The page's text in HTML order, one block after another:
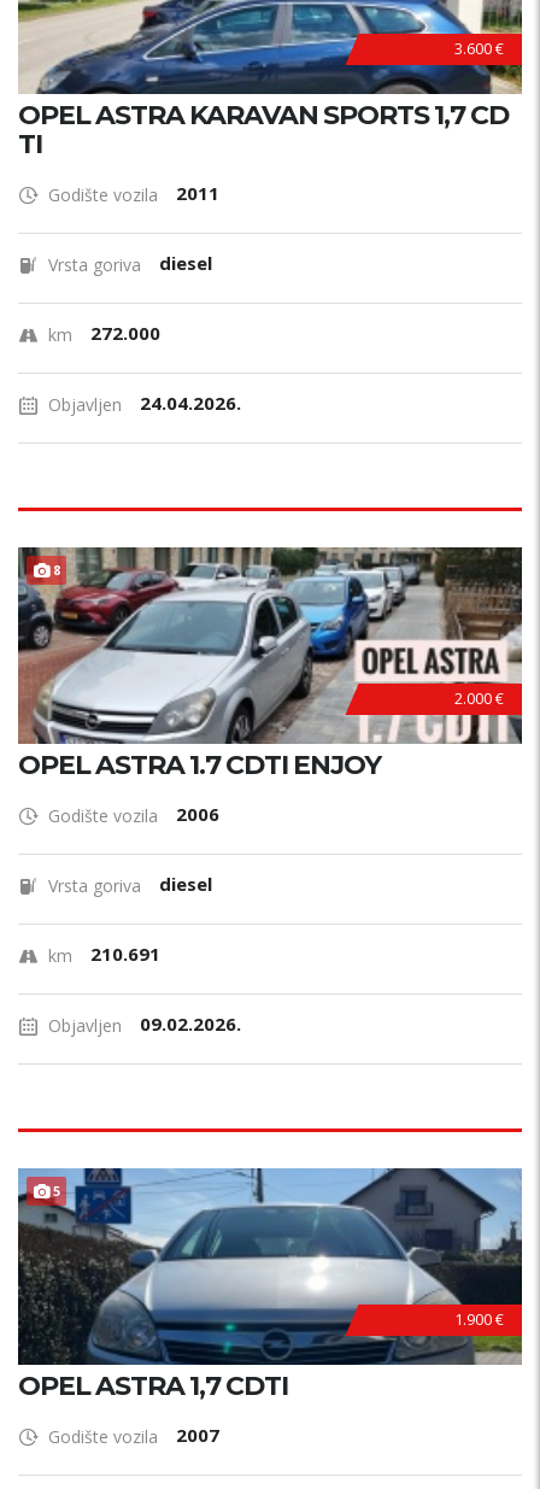
3.600 €
OPEL ASTRA KARAVAN SPORTS 1,7 CD
TI
Godište vozila 2011
Vrsta goriva diesel
km 272.000
Objavljen 24.04.2026.
8 ODRŽAVAN !
2.000 €
OPEL ASTRA 1.7 CDTI ENJOY
Godište vozila 2006
Vrsta goriva diesel
km 210.691
Objavljen 09.02.2026.
5
1.900 €
OPEL ASTRA 1,7 CDTI
Godište vozila 2007